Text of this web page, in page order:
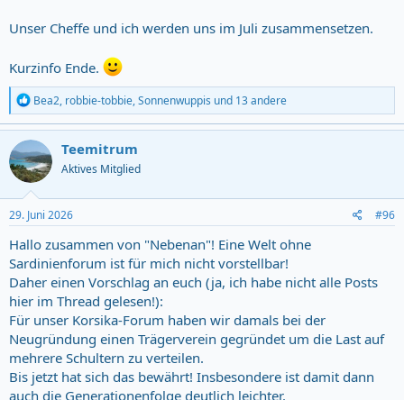
Unser Cheffe und ich werden uns im Juli zusammensetzen.
Kurzinfo Ende.
R
e
a
c
t
i
o
n
s
:
Bea2, robbie-tobbie,Sonnenwuppis und 13 andere
Teemitrum
Aktives Mitglied
29. Juni 2026 #96
Hallo zusammen von "Nebenan"! Eine Welt ohne
Sardinienforum ist für mich nicht vorstellbar!
Daher einen Vorschlag an euch (ja, ich habe nicht alle Posts
hier im Thread gelesen!):
Für unser Korsika-Forum haben wir damals bei der
Neugründung einen Trägerverein gegründet um die Last auf
mehrere Schultern zu verteilen.
Bis jetzt hat sich das bewährt! Insbesondere ist damit dann
auch die Generationenfolge deutlich leichter.